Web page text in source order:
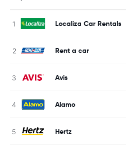
Localiza Car Rentals
Rent a car
Avis
Alamo
Hertz